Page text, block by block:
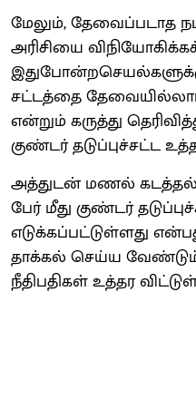
மேலும், தேவைப்படாத
அரிசியை
சட்டத்தை
என்றும் கருத்து
குண்டர் தடுப்புச்சட்ட
அத்துடன் மணல்
பேர் மீது குண்டர்
எடுக்கப்பட்டுள்ளது
தாக்கல் செய்ய வேண்டும்
நீதிபதிகள் உத்தர